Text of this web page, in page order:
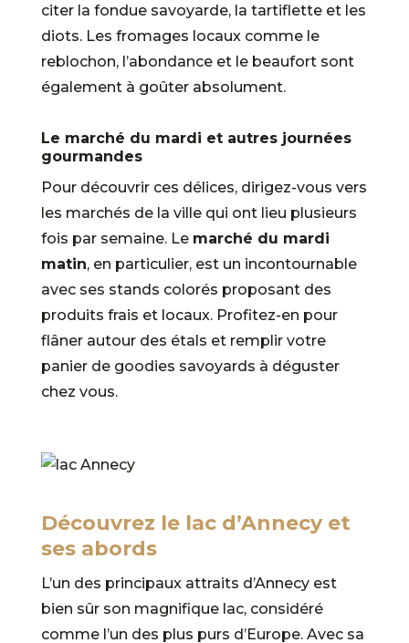
citer la fondue savoyarde, la tartiflette et les
diots. Les fromages locaux comme le
reblochon, l’abondance et le beaufort sont
également à goûter absolument.
Le marché du mardi et autres journées
gourmandes
Pour découvrir ces délices, dirigez-vous vers
les marchés de la ville qui ont lieu plusieurs
fois par semaine. Le marché du mardi
matin, en particulier, est un incontournable
avec ses stands colorés proposant des
produits frais et locaux. Profitez-en pour
flâner autour des étals et remplir votre
panier de goodies savoyards à déguster
chez vous.
Découvrez le lac d’Annecy et
ses abords
L’un des principaux attraits d’Annecy est
bien sûr son magnifique lac, considéré
comme l’un des plus purs d’Europe. Avec sa